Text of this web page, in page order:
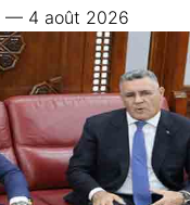
— 4 août 2026